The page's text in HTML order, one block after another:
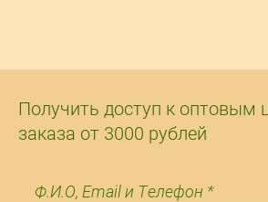
Получить доступ к оптовым
заказа от 3000 рублей